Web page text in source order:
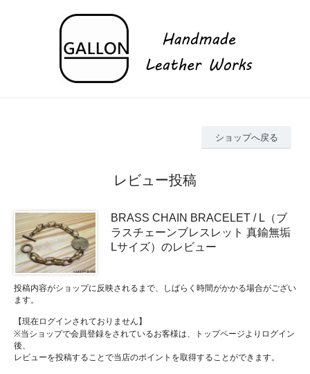
ショップへ戻る
レビュー投稿
BRASS CHAIN BRACELET / L（ブ
ラスチェーンブレスレット 真鍮無垢
Lサイズ）のレビュー
投稿内容がショップに反映されるまで、しばらく時間がかかる場合がござい
ます。
【現在ログインされておりません】
※当ショップで会員登録をされているお客様は、トップページよりログイン
後、
レビューを投稿することで当店のポイントを取得することができます。